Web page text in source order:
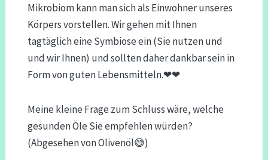
Mikrobiom kann man sich als Einwohner unseres
Körpers vorstellen. Wir gehen mit Ihnen
tagtäglich eine Symbiose ein (Sie nutzen und
und wir Ihnen) und sollten daher dankbar sein in
Form von guten Lebensmitteln.❤❤
Meine kleine Frage zum Schluss wäre, welche
gesunden Öle Sie empfehlen würden?
(Abgesehen von Olivenöl😅)